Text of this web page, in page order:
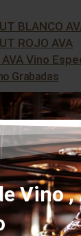
BLANCO
ROJO AVA
Vino
Grabadas
Vino